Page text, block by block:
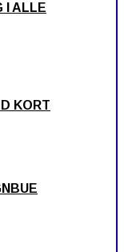
I ALLE
KORT